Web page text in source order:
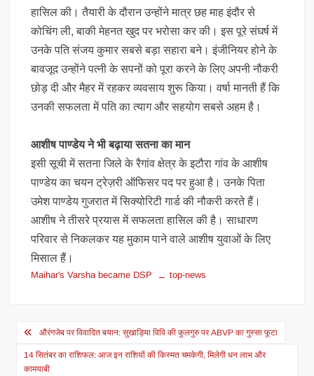
हासिल की। तैयारी के दौरान उन्होंने मात्र छह माह इंदौर से
कोचिंग ली, बाकी मेहनत खुद पर भरोसा कर की। इस पूरे संघर्ष में
उनके पति संजय कुमार सबसे बड़ा सहारा बने। इंजीनियर होने के
बावजूद उन्होंने पत्नी के सपनों को पूरा करने के लिए अपनी नौकरी
छोड़ दी और मैहर में रहकर व्यवसाय शुरू किया। वर्षा मानती हैं कि
उनकी सफलता में पति का त्याग और सहयोग सबसे अहम है।
आशीष पाण्डेय ने भी बढ़ाया सतना का मान
इसी सूची में सतना जिले के रैगांव क्षेत्र के इटौरा गांव के आशीष
पाण्डेय का चयन ट्रेज़री ऑफिसर पद पर हुआ है। उनके पिता
उमेश पाण्डेय गुजरात में सिक्योरिटी गार्ड की नौकरी करते हैं।
आशीष ने तीसरे प्रयास में सफलता हासिल की है। साधारण
परिवार से निकलकर यह मुकाम पाने वाले आशीष युवाओं के लिए
मिसाल हैं।
Maihar's Varsha became DSP top-news
Post
navigation
औरंगजेब पर विवादित बयान: सुखाड़िया विवि की कुलगुरु पर ABVP का गुस्सा फूटा
14 सितंबर का राशिफल: आज इन राशियों की किस्मत चमकेगी, मिलेगी धन लाभ और
कामयाबी